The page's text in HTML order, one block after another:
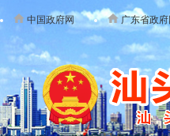
中国政府网 广东省政